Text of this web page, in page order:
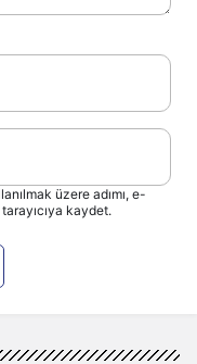
üzere adımı, e-
kaydet.